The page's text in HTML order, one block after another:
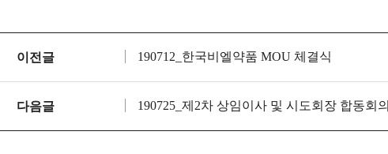
이전글 190712_한국비엘약품 MOU 체결식
다음글 190725_제2차 상임이사 및 시도회장 합동회의